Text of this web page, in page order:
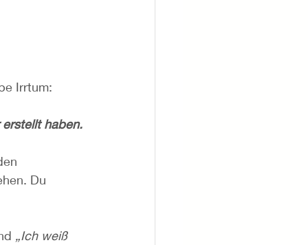
Irrtum:
haben.
Du
„Ich weiß